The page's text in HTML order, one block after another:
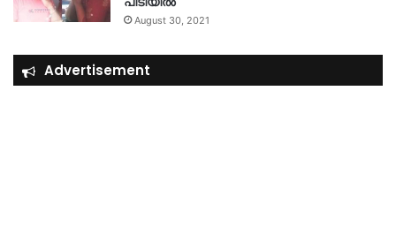
August 30, 2021
Advertisement